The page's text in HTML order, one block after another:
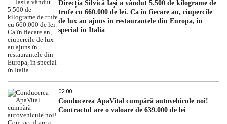
Direcția Silvică Iași a vândut 5.500 de kilograme de
trufe cu 660.000 de lei. Ca în fiecare an, ciupercile
de lux au ajuns în restaurantele din Europa, în
special în Italia
02:00
Conducerea ApaVital cumpără autovehicule noi!
Contractul are o valoare de 639.000 de lei